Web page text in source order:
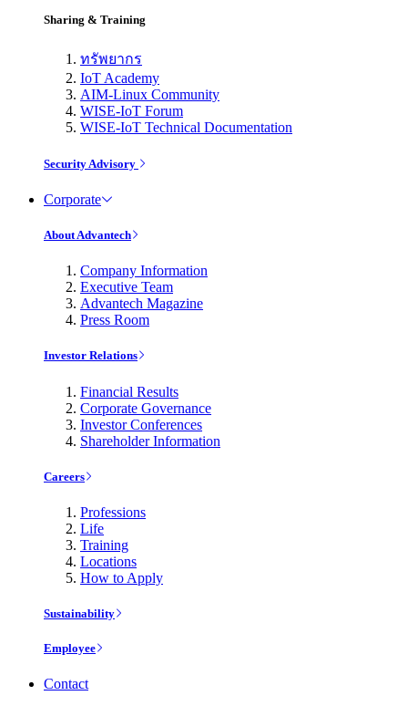
Sharing & Training
ทรัพยากร
IoT Academy
AIM-Linux Community
WISE-IoT Forum
WISE-IoT Technical Documentation
Security Advisory
Corporate
About Advantech
Company Information
Executive Team
Advantech Magazine
Press Room
Investor Relations
Financial Results
Corporate Governance
Investor Conferences
Shareholder Information
Careers
Professions
Life
Training
Locations
How to Apply
Sustainability
Employee
Contact